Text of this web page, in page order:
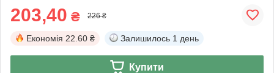
203,40 ₴ 226 ₴
Економія 22.60 ₴ Залишилось 1 день
Купити